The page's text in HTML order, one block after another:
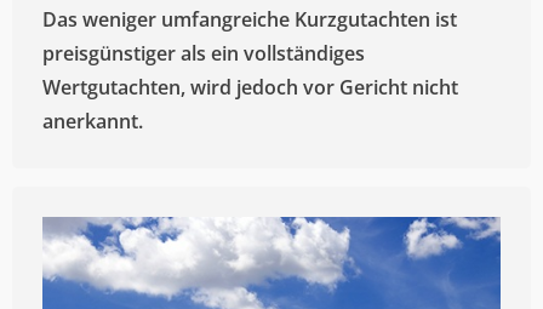
Das weniger umfangreiche Kurzgutachten ist
preisgünstiger als ein vollständiges
Wertgutachten, wird jedoch vor Gericht nicht
anerkannt.